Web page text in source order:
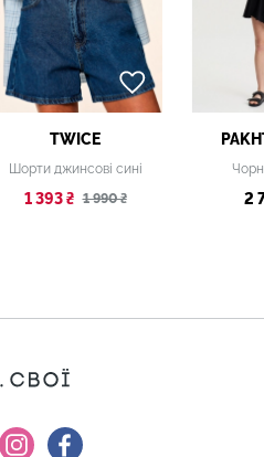
TWICE
Шорти джинсові сині
1 393 ₴ 1 990 ₴ 2